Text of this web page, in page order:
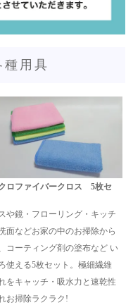
用具
ロファイバークロス 5枚セ
や鏡・フローリング・キッチ
面などお家の中のお掃除から
コーティング剤の塗布など い
使える5枚セット。極細繊維
をキャッチ・吸水力と速乾性
お掃除ラクラク!